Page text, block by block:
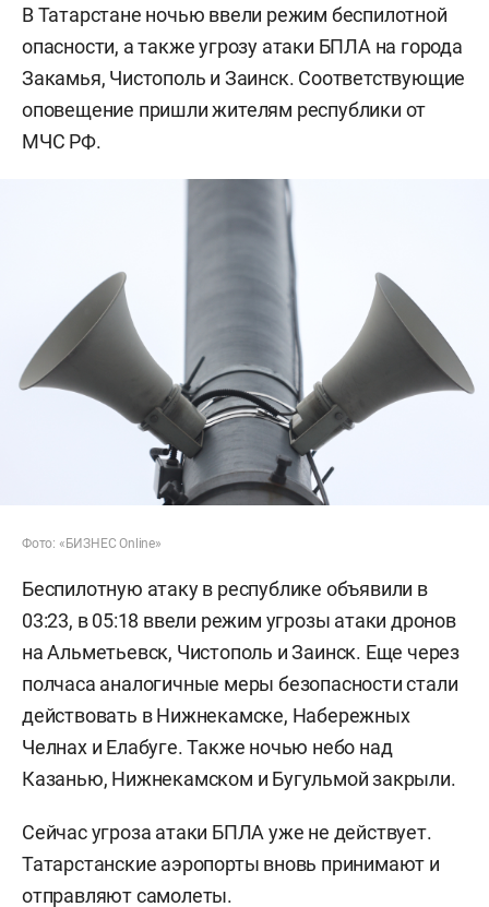
В Татарстане ночью ввели режим беспилотной
опасности, а также угрозу атаки БПЛА на города
Закамья, Чистополь и Заинск. Соответствующие
оповещение пришли жителям республики от
МЧС РФ.
Фото: «БИЗНЕС Online»
Беспилотную атаку в республике объявили в
03:23, в 05:18 ввели режим угрозы атаки дронов
на Альметьевск, Чистополь и Заинск. Еще через
полчаса аналогичные меры безопасности стали
действовать в Нижнекамске, Набережных
Челнах и Елабуге. Также ночью небо над
Казанью, Нижнекамском и Бугульмой закрыли.
Сейчас угроза атаки БПЛА уже не действует.
Татарстанские аэропорты вновь принимают и
отправляют самолеты.